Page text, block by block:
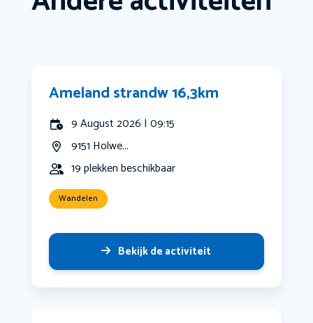
Ameland strandw 16,3km
9 August 2026 | 09:15
9151 Holwe...
19 plekken beschikbaar
Wandelen
Bekijk de activiteit